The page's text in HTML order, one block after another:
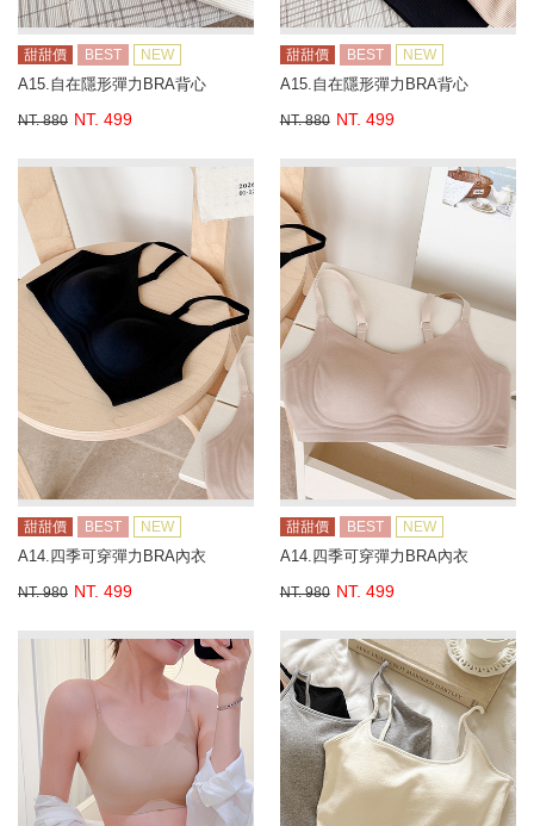
甜甜價 BEST NEW
A15.自在隱形彈力BRA背心
NT. 880 NT. 499
甜甜價 BEST NEW
A15.自在隱形彈力BRA背心
NT. 880 NT. 499
甜甜價 BEST NEW
A14.四季可穿彈力BRA內衣
NT. 980 NT. 499
甜甜價 BEST NEW
A14.四季可穿彈力BRA內衣
NT. 980 NT. 499